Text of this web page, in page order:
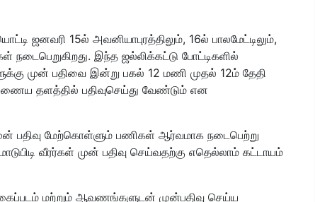
ஜனவரி 15ல் அவனியாபுரத்திலும், 16ல் பாலமேட்டிலும்,
நடைபெறுகிறது. இந்த ஜல்லிக்கட்டு போட்டிகளில்
முன் பதிவை இன்று பகல் 12 மணி முதல் 12ம் தேதி
தளத்தில் பதிவுசெய்து வேண்டும் என
பதிவு மேற்கொள்ளும் பணிகள் ஆர்வமாக நடைபெற்று
வீரர்கள் முன் பதிவு செய்வதற்கு எதெல்லாம் கட்டாயம்
மற்றும் ஆவணங்களுடன் முன்பதிவு செய்ய